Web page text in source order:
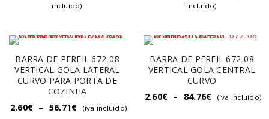
incluído)
incluído)
BARRA DE PERFIL 672-08
VERTICAL GOLA LATERAL
CURVO PARA PORTA DE
COZINHA
2.60€ – 56.71€ (iva incluído)
BARRA DE PERFIL 672-08
VERTICAL GOLA CENTRAL
CURVO
2.60€ – 84.76€ (iva incluído)